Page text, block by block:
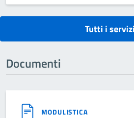
Tutti i servizi
Documenti
MODULISTICA